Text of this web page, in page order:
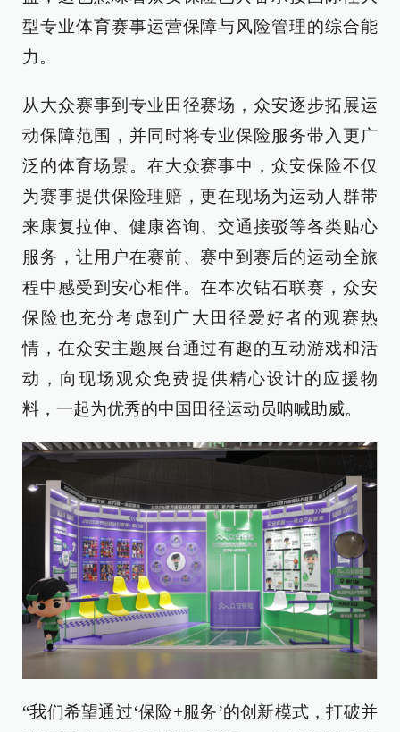
型专业体育赛事运营保障与风险管理的综合能
力。
从大众赛事到专业田径赛场，众安逐步拓展运
动保障范围，并同时将专业保险服务带入更广
泛的体育场景。在大众赛事中，众安保险不仅
为赛事提供保险理赔，更在现场为运动人群带
来康复拉伸、健康咨询、交通接驳等各类贴心
服务，让用户在赛前、赛中到赛后的运动全旅
程中感受到安心相伴。在本次钻石联赛，众安
保险也充分考虑到广大田径爱好者的观赛热
情，在众安主题展台通过有趣的互动游戏和活
动，向现场观众免费提供精心设计的应援物
料，一起为优秀的中国田径运动员呐喊助威。
“我们希望通过‘保险+服务’的创新模式，打破并